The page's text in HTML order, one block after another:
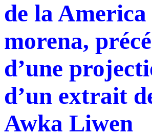
de la America
morena,
d’une
d’un extrait
Awka Liwen